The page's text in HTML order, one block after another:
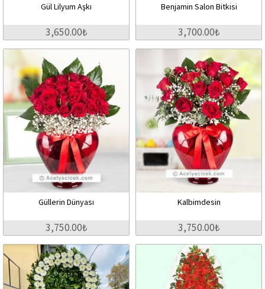
Gül Lilyum Aşkı
3,650.00₺
Benjamin Salon Bitkisi
3,700.00₺
Güllerin Dünyası
3,750.00₺
Kalbimdesin
3,750.00₺